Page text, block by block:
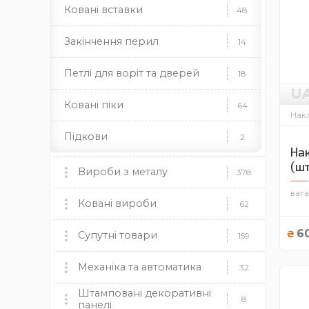
Ковані вставки 48
Закінчення перил 14
Петлі для воріт та дверей 18
Ковані піки 64
Підкови 2
Ковані полоси 90
Ковані поручні 5
Профілі для хомутів 4
Ковані розети 133
Ковані квіти 69
Вироби з металу 378
Мангали, пічки та аксесуари 60
мангали пічки
Камінні топки BOKAR
Ковані вироби 62
Ковані ворота 9
Ковані огорожі 12
Ковані навіси 8
Супутні товари 159
Пластикові заглушки 37
круглі прямокутні квадратні
Механіка та автоматика 32
Механіка 19
Штамповані декоративні
панелі
8
₴